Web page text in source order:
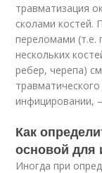
травматизация
сколами костей.
переломами
нескольких
ребер, черепа)
инфицировании,
Как
основой для
Иногда при